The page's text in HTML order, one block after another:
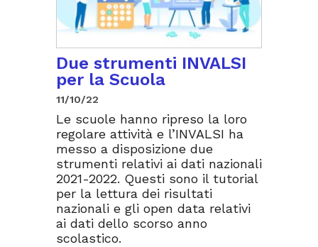
Due strumenti INVALSI
per la Scuola
11/10/22
Le scuole hanno ripreso la loro
regolare attività e l’INVALSI ha
messo a disposizione due
strumenti relativi ai dati nazionali
2021-2022. Questi sono il tutorial
per la lettura dei risultati
nazionali e gli open data relativi
ai dati dello scorso anno
scolastico.